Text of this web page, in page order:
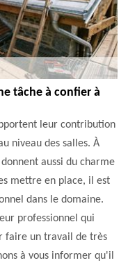
tâche à confier à
leur contribution
niveau des salles. À
aussi du charme
mettre en place, il est
dans le domaine.
professionnel qui
faire un travail de très
à vous informer qu'il